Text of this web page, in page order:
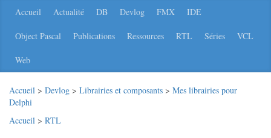
Accueil Actualité DB Devlog FMX IDE
Object Pascal Publications Ressources RTL Séries VCL
Web
Accueil > Devlog > Librairies et composants > Mes librairies pour
Delphi
Accueil > RTL